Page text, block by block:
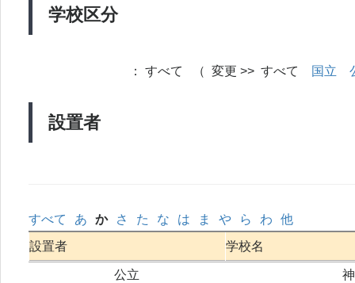
学校区分
設置者
： すべて （ 変更 >> すべて 国立
すべて あ か さ た な は ま や ら わ
他
設置者
学校名
公立